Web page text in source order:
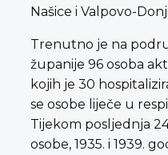
Našice i Valpovo-
Trenutno je na
županije 96 osoba
kojih je 30
se osobe liječe u
Tijekom posljednja
osobe, 1935. i 1939.